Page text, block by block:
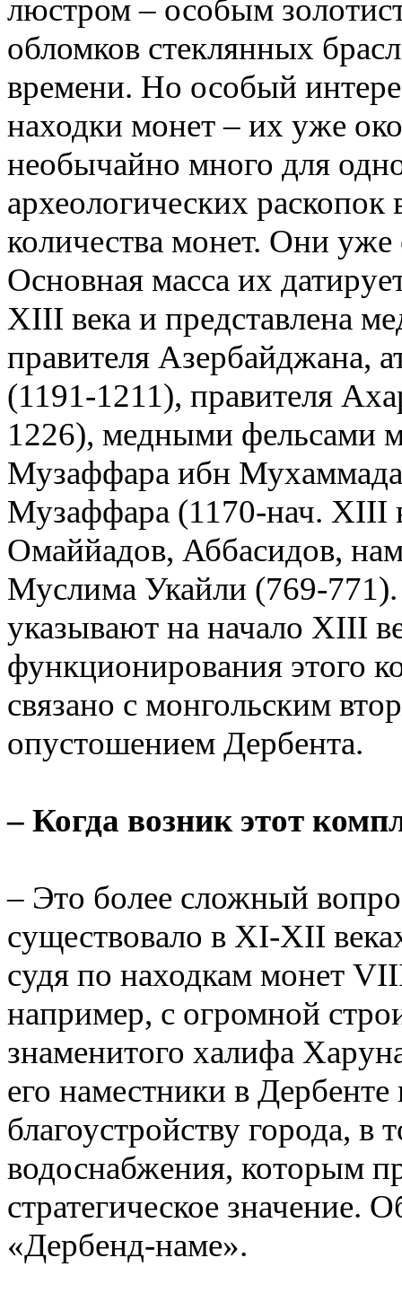
люстром – особым
обломков стеклянных
времени. Но особый
находки монет – их уже
необычайно много для
археологических
количества монет. Они
Основная масса их
XIII века и представлена
правителя Азербайджана,
(1191-1211), правителя
1226), медными фельсами
Музаффара ибн Мухаммада
Музаффара (1170-нач. XIII
Омаййадов, Аббасидов,
Муслима Укайли (769-771).
указывают на начало XIII
функционирования этого
связано с монгольским
опустошением Дербента.
– Когда возник этот
– Это более сложный
существовало в XI-XII
судя по находкам монет
например, с огромной
знаменитого халифа
его наместники в
благоустройству города, в
водоснабжения, которым
стратегическое значение.
«Дербенд-наме».